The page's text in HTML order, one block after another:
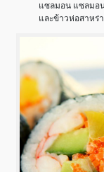
แซลมอน แซลมอ
และข้าวห่อสาหร่